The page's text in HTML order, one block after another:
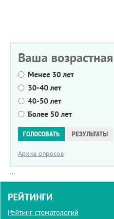
Ваша
Менее 30 лет
30-40 лет
40-50 лет
Более 50 лет
ГОЛОСОВАТЬ РЕЗУЛЬТАТЫ
Архив опросов
...
РЕЙТИНГИ
Рейтинг стоматологий